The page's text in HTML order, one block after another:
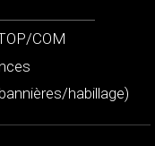
COM
habillage)